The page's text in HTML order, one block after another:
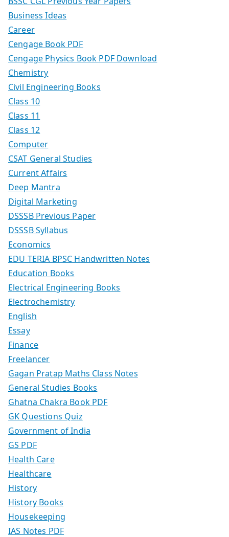
Business Ideas
Career
Cengage Book PDF
Cengage Physics Book PDF Download
Chemistry
Civil Engineering Books
Class 10
Class 11
Class 12
Computer
CSAT General Studies
Current Affairs
Deep Mantra
Digital Marketing
DSSSB Previous Paper
DSSSB Syllabus
Economics
EDU TERIA BPSC Handwritten Notes
Education Books
Electrical Engineering Books
Electrochemistry
English
Essay
Finance
Freelancer
Gagan Pratap Maths Class Notes
General Studies Books
Ghatna Chakra Book PDF
GK Questions Quiz
Government of India
GS PDF
Health Care
Healthcare
History
History Books
Housekeeping
IAS Notes PDF